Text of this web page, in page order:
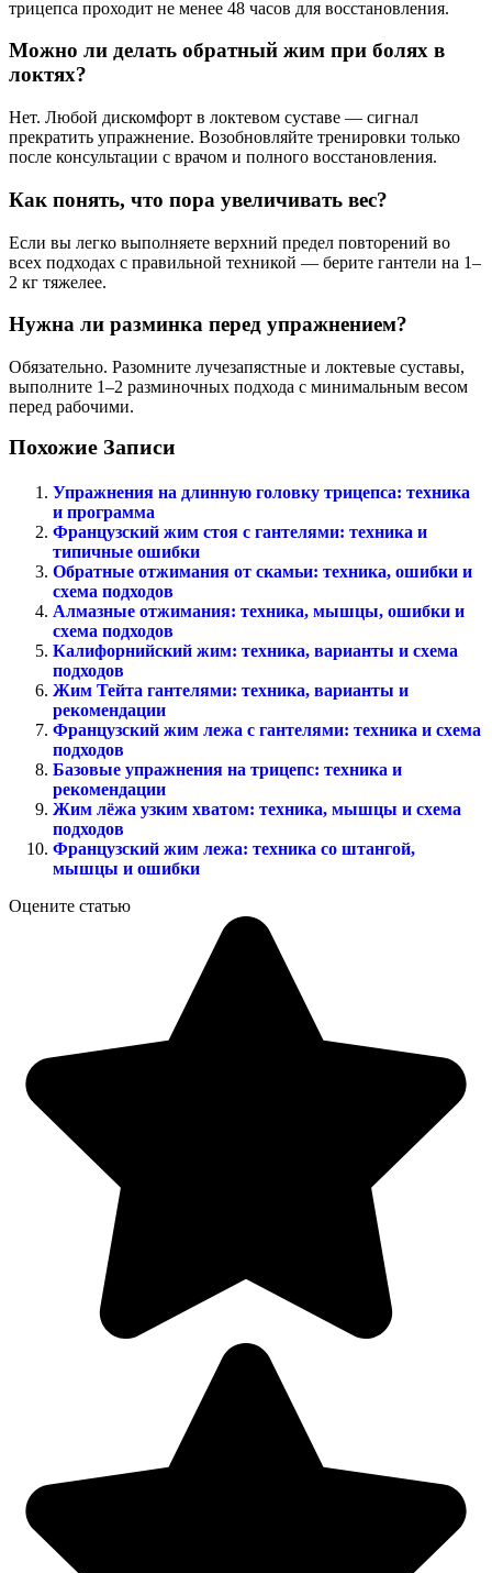
трицепса проходит не менее 48 часов для восстановления.
Можно ли делать обратный жим при болях в
локтях?
Нет. Любой дискомфорт в локтевом суставе — сигнал
прекратить упражнение. Возобновляйте тренировки только
после консультации с врачом и полного восстановления.
Как понять, что пора увеличивать вес?
Если вы легко выполняете верхний предел повторений во
всех подходах с правильной техникой — берите гантели на 1–
2 кг тяжелее.
Нужна ли разминка перед упражнением?
Обязательно. Разомните лучезапястные и локтевые суставы,
выполните 1–2 разминочных подхода с минимальным весом
перед рабочими.
Похожие Записи
Упражнения на длинную головку трицепса: техника
и программа
Французский жим стоя с гантелями: техника и
типичные ошибки
Обратные отжимания от скамьи: техника, ошибки и
схема подходов
Алмазные отжимания: техника, мышцы, ошибки и
схема подходов
Калифорнийский жим: техника, варианты и схема
подходов
Жим Тейта гантелями: техника, варианты и
рекомендации
Французский жим лежа с гантелями: техника и схема
подходов
Базовые упражнения на трицепс: техника и
рекомендации
Жим лёжа узким хватом: техника, мышцы и схема
подходов
Французский жим лежа: техника со штангой,
мышцы и ошибки
Оцените статью